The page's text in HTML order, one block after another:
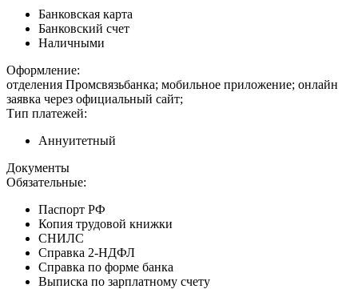
Банковская карта
Банковский счет
Наличными
Оформление:
отделения Промсвязьбанка; мобильное приложение; онлайн
заявка через официальный сайт;
Тип платежей:
Аннуитетный
Документы
Обязательные:
Паспорт РФ
Копия трудовой книжки
СНИЛС
Справка 2-НДФЛ
Справка по форме банка
Выписка по зарплатному счету